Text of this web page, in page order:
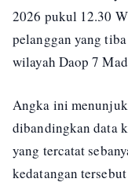
2026 pukul 12.30
pelanggan yang
wilayah Daop 7
Angka ini
dibandingkan data
yang tercatat
kedatangan